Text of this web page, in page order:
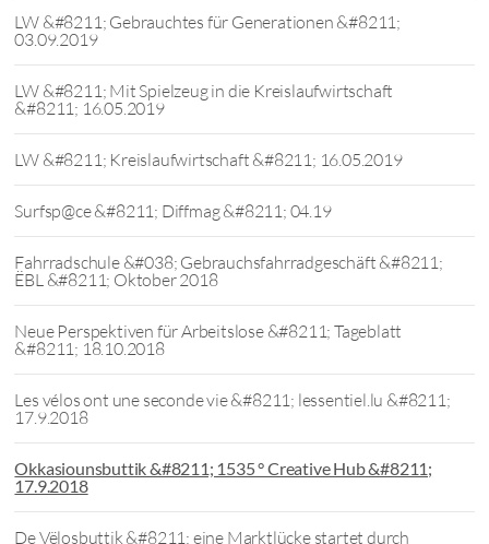
LW &#8211; Gebrauchtes für Generationen &#8211;
03.09.2019
LW &#8211; Mit Spielzeug in die Kreislaufwirtschaft
&#8211; 16.05.2019
LW &#8211; Kreislaufwirtschaft &#8211; 16.05.2019
Surfsp@ce &#8211; Diffmag &#8211; 04.19
Fahrradschule &#038; Gebrauchsfahrradgeschäft &#8211;
ËBL &#8211; Oktober 2018
Neue Perspektiven für Arbeitslose &#8211; Tageblatt
&#8211; 18.10.2018
Les vélos ont une seconde vie &#8211; lessentiel.lu &#8211;
17.9.2018
Okkasiounsbuttik &#8211; 1535 ° Creative Hub &#8211;
17.9.2018
De Vëlosbuttik &#8211; eine Marktlücke startet durch